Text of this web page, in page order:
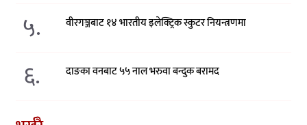
५. वीरगञ्जबाट १४ भारतीय इलेक्ट्रिक स्कुटर नियन्त्रणमा
६. दाङका वनबाट ५५ नाल भरुवा बन्दुक बरामद